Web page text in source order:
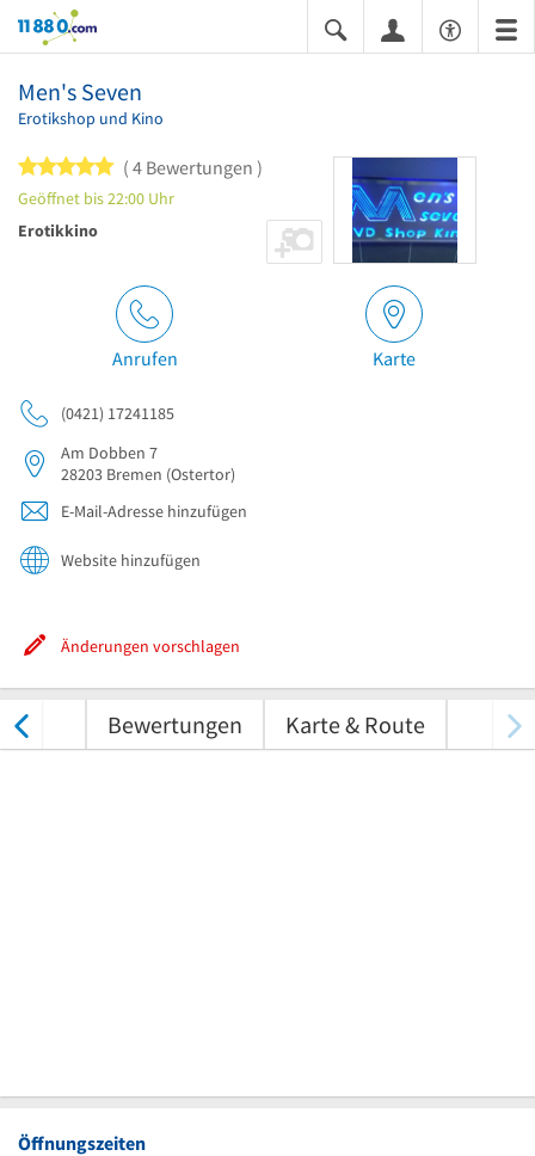
11880.com
Men's Seven
Erotikshop und Kino
5 von 5 Sternen
4 Bewertungen
Geöffnet bis 22:00 Uhr
Erotikkino
Anrufen Karte
(0421) 17241185
Am Dobben 7
28203 Bremen (Ostertor)
E-Mail-Adresse hinzufügen
Website hinzufügen
Änderungen vorschlagen
Bewertungen Karte & Route
Öffnungszeiten